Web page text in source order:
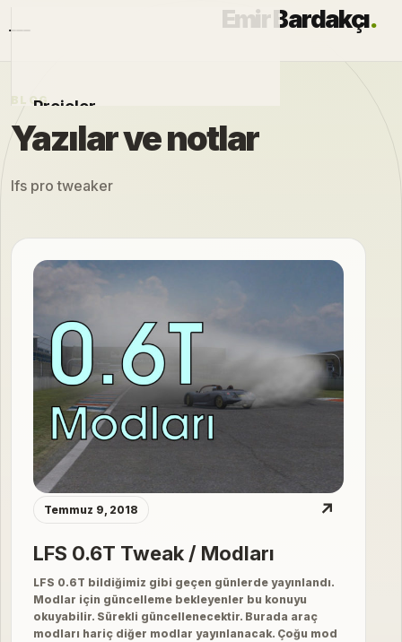
Emir Bardakçı.
Projeler
Otomobiller
Modlar
Hakkımda
Blog
BLOG
Yazılar ve notlar
lfs pro tweaker
Temmuz 9, 2018 ↗
LFS 0.6T Tweak / Modları
LFS 0.6T bildiğimiz gibi geçen günlerde yayınlandı.
Modlar için güncelleme bekleyenler bu konuyu
okuyabilir. Sürekli güncellenecektir. Burada araç
modları hariç diğer modlar yayınlanacak. Çoğu mod